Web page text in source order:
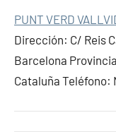
PUNT VERD
Dirección: C/ Reis
Barcelona
Cataluña Teléfono: